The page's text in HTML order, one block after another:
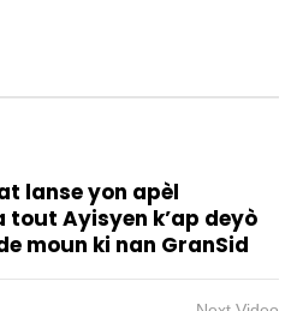
lanse yon apèl
tout Ayisyen k’ap deyò
moun ki nan GranSid